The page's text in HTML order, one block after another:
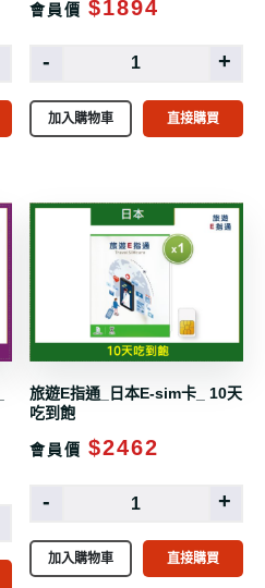
會員價 $1894
- +
加入購物車 直接購買
旅遊E指通_日本E-sim卡_ 10天
吃到飽
會員價 $2462
- +
加入購物車 直接購買